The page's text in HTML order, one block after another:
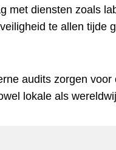
met diensten zoals
te allen tijde
audits zorgen
lokale als